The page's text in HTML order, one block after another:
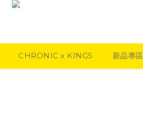
CHRONIC x KINGS 新品專區